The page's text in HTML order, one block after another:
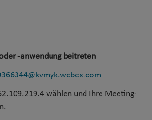
-anwendung beitreten
wählen und Ihre Meeting-